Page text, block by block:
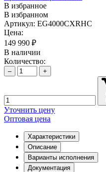
В избранное
В избранном
Артикул: EG4000CXRHC
Цена:
149 990 ₽
В наличии
Количество:
– +
Уточнить цену
Оптовая цена
Характеристики
Описание
Варианты исполнения
Документация